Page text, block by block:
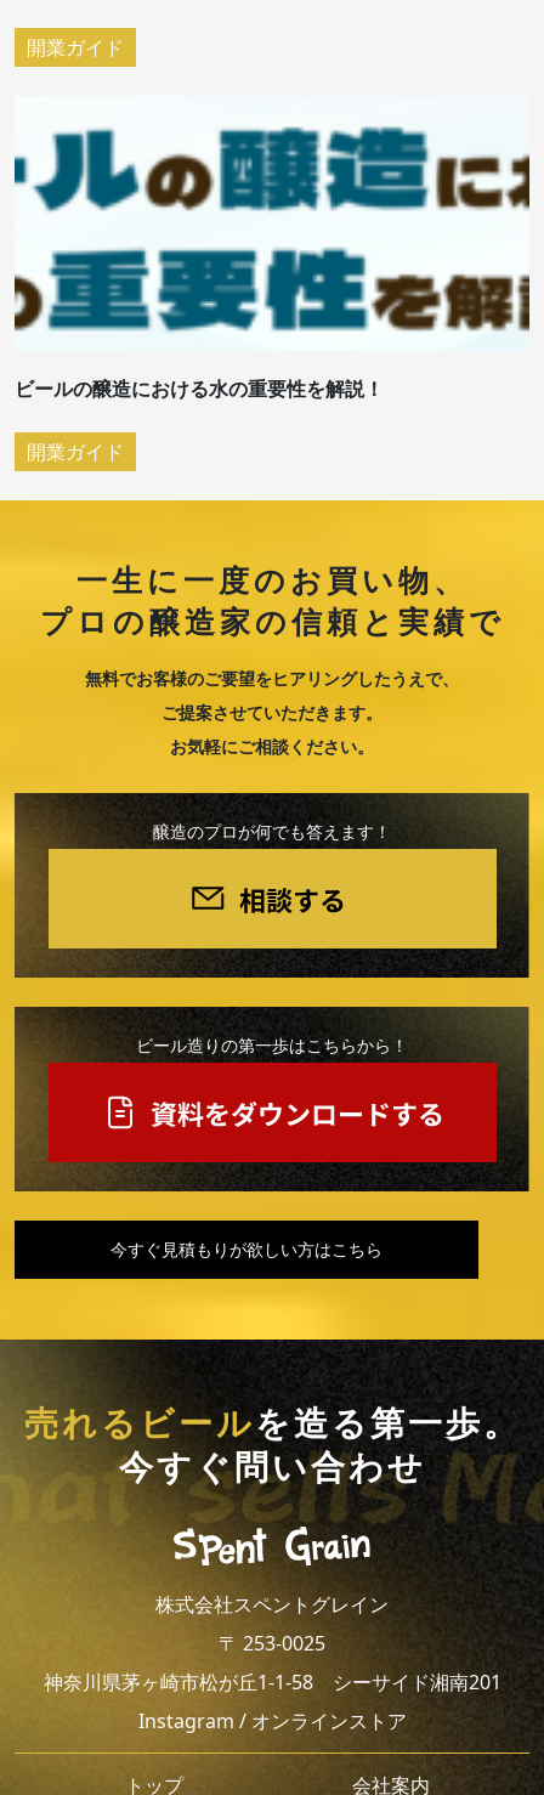
開業ガイド
ビールの醸造における水の重要性を解説！
開業ガイド
一生に一度のお買い物、
プロの醸造家の信頼と実績で
無料でお客様のご要望をヒアリングしたうえで、
ご提案させていただきます。
お気軽にご相談ください。
醸造のプロが何でも答えます！
ビール造りの第一歩はこちらから！
今すぐ見積もりが欲しい方はこちら
売れるビールを造る第一歩。
今すぐ問い合わせ
株式会社スペントグレイン
〒 253-0025
神奈川県茅ヶ崎市松が丘1-1-58 シーサイド湘南201
Instagram / オンラインストア
トップ 会社案内